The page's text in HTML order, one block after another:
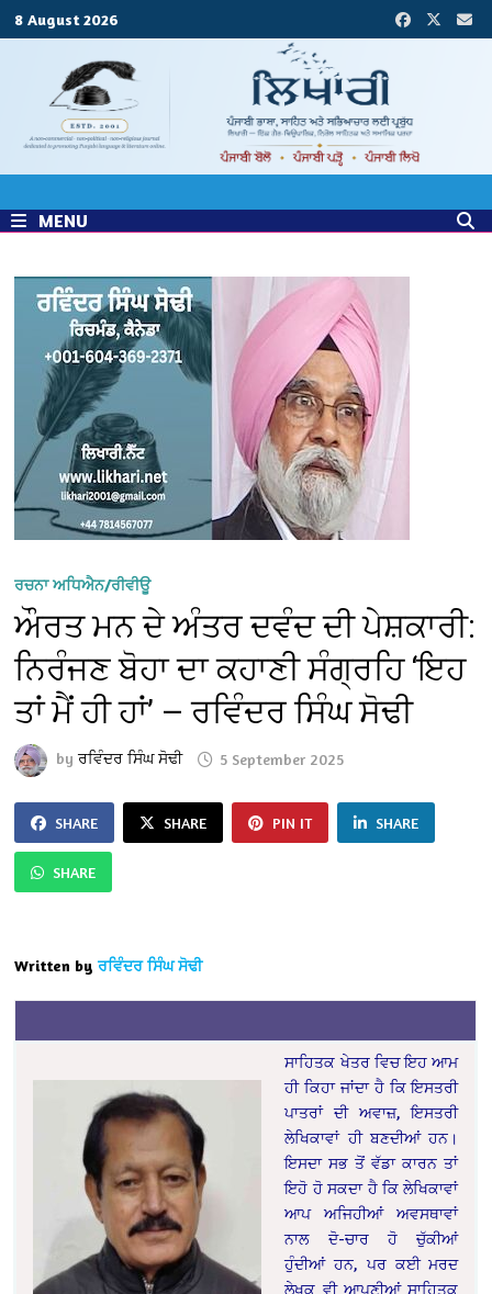
8 August 2026
MENU
ਰਚਨਾ ਅਧਿਐਨ/ਰੀਵੀਊ
ਔਰਤ ਮਨ ਦੇ ਅੰਤਰ ਦਵੰਦ ਦੀ ਪੇਸ਼ਕਾਰੀ:
ਨਿਰੰਜਣ ਬੋਹਾ ਦਾ ਕਹਾਣੀ ਸੰਗ੍ਰਹਿ ‘ਇਹ
ਤਾਂ ਮੈਂ ਹੀ ਹਾਂ’ — ਰਵਿੰਦਰ ਸਿੰਘ ਸੋਢੀ
byਰਵਿੰਦਰ ਸਿੰਘ ਸੋਢੀ 5 September 2025
SHARE SHARE PIN IT SHARE
SHARE
Written by ਰਵਿੰਦਰ ਸਿੰਘ ਸੋਢੀ
ਸਾਹਿਤਕ ਖੇਤਰ ਵਿਚ ਇਹ ਆਮ
ਹੀ ਕਿਹਾ ਜਾਂਦਾ ਹੈ ਕਿ ਇਸਤਰੀ
ਪਾਤਰਾਂ ਦੀ ਅਵਾਜ਼, ਇਸਤਰੀ
ਲੇਖਿਕਾਵਾਂ ਹੀ ਬਣਦੀਆਂ ਹਨ।
ਇਸਦਾ ਸਭ ਤੋਂ ਵੱਡਾ ਕਾਰਨ ਤਾਂ
ਇਹੋ ਹੋ ਸਕਦਾ ਹੈ ਕਿ ਲੇਖਿਕਾਵਾਂ
ਆਪ ਅਜਿਹੀਆਂ ਅਵਸਥਾਵਾਂ
ਨਾਲ ਦੋ-ਚਾਰ ਹੋ ਚੁੱਕੀਆਂ
ਹੁੰਦੀਆਂ ਹਨ, ਪਰ ਕਈ ਮਰਦ
ਲੇਖਕ ਵੀ ਆਪਣੀਆਂ ਸਾਹਿਤਕ